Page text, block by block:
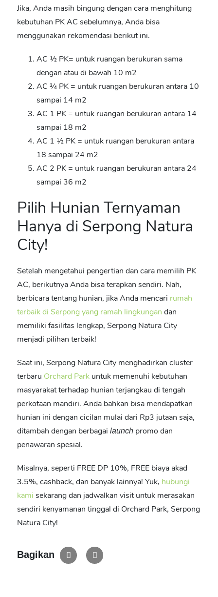
Jika, Anda masih bingung dengan cara menghitung
kebutuhan PK AC sebelumnya, Anda bisa
menggunakan rekomendasi berikut ini.
AC ½ PK= untuk ruangan berukuran sama
dengan atau di bawah 10 m2
AC ¾ PK = untuk ruangan berukuran antara 10
sampai 14 m2
AC 1 PK = untuk ruangan berukuran antara 14
sampai 18 m2
AC 1 ½ PK = untuk ruangan berukuran antara
18 sampai 24 m2
AC 2 PK = untuk ruangan berukuran antara 24
sampai 36 m2
Pilih Hunian Ternyaman
Hanya di Serpong Natura
City!
Setelah mengetahui pengertian dan cara memilih PK
AC, berikutnya Anda bisa terapkan sendiri. Nah,
berbicara tentang hunian, jika Anda mencari rumah
terbaik di Serpong yang ramah lingkungan dan
memiliki fasilitas lengkap, Serpong Natura City
menjadi pilihan terbaik!
Saat ini, Serpong Natura City menghadirkan cluster
terbaru Orchard Park untuk memenuhi kebutuhan
masyarakat terhadap hunian terjangkau di tengah
perkotaan mandiri. Anda bahkan bisa mendapatkan
hunian ini dengan cicilan mulai dari Rp3 jutaan saja,
ditambah dengan berbagai launch promo dan
penawaran spesial.
Misalnya, seperti FREE DP 10%, FREE biaya akad
3.5%, cashback, dan banyak lainnya! Yuk, hubungi
kami sekarang dan jadwalkan visit untuk merasakan
sendiri kenyamanan tinggal di Orchard Park, Serpong
Natura City!
Bagikan